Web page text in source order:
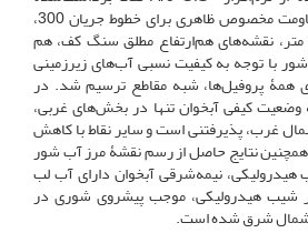
به‌صورت نقشه‌های هم‌مقاومت مخصوص ظاهری برای خطوط جریان 300،
400، 600، 800 و 1000 متر، نقشه‌های هم‌‌ارتفاع مطلق سنگ کف، هم
با توجه به کیفیت نسبی آب‌های زیرزمینی
پروفیل‌ها، شبه مقاطع ترسیم شد. در
وضعیت کیفی آبخوان تنها در بخش‌های غربی،
غرب، پذیرفتنی است و سایر نقاط با کاهش
نتایج حاصل از رسم نقشۀ‌ مرز آب شور
نیمه‌شرقی آبخوان دارای آب لب
شیب هیدرولیکی، موجب پیشروی شوری در
شمال شرق شده است.